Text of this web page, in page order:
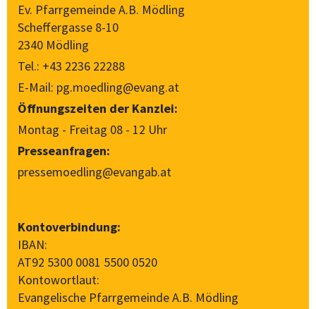
Ev. Pfarrgemeinde A.B. Mödling
Scheffergasse 8-10
2340 Mödling
Tel.: +43 2236 22288
E-Mail: pg.moedling@evang.at
Öffnungszeiten der Kanzlei:
Montag - Freitag 08 - 12 Uhr
Presseanfragen:
pressemoedling@evangab.at
Kontoverbindung:
IBAN:
AT92 5300 0081 5500 0520
Kontowortlaut:
Evangelische Pfarrgemeinde A.B. Mödling